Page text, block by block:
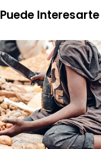
Puede Interesarte